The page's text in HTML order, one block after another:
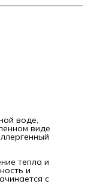
воде,
виде
тепла и
и
с